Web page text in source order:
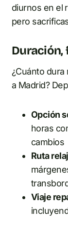
diurnos en el
pero
Duración,
¿Cuánto dura
a Madrid?
Opción
horas
cambios
Ruta
Viaje